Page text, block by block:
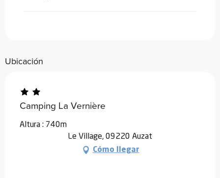
Ubicación
Camping La Vernière
Altura : 740m
Le Village, 09220 Auzat
Cómo llegar